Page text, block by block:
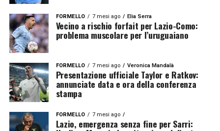
FORMELLO 7 mesi ago Elia Serra
Vecino a rischio forfait per Lazio-Como:
problema muscolare per l’uruguaiano
FORMELLO 7 mesi ago Veronica Mandalà
Presentazione ufficiale Taylor e Ratkov:
annunciate data e ora della conferenza
stampa
FORMELLO 7 mesi ago
Lazio, emergenza senza fine per Sarri: